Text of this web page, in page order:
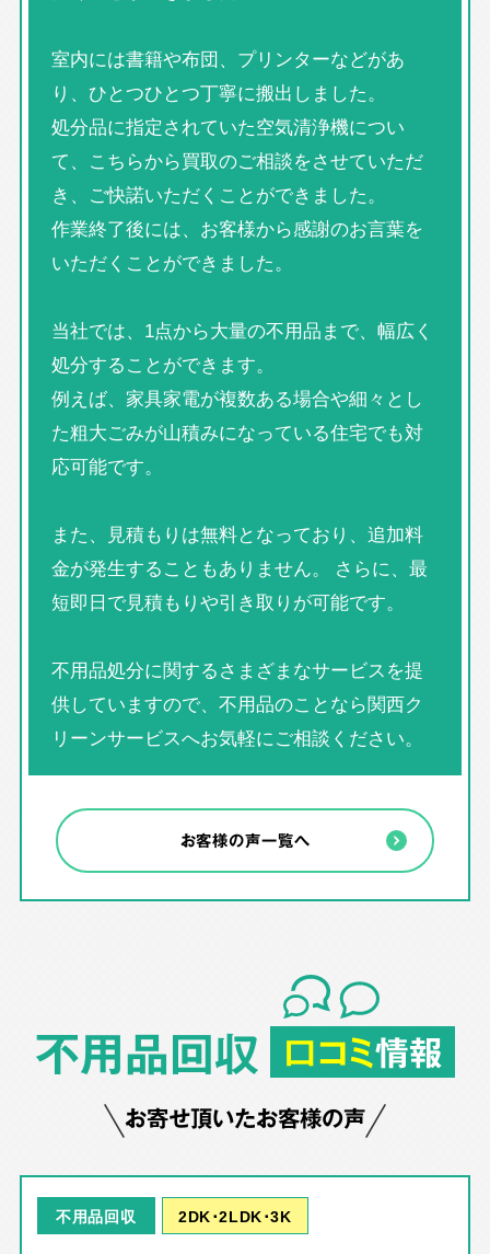
室内には書籍や布団、プリンターなどがあ
り、ひとつひとつ丁寧に搬出しました。
処分品に指定されていた空気清浄機につい
て、こちらから買取のご相談をさせていただ
き、ご快諾いただくことができました。
作業終了後には、お客様から感謝のお言葉を
いただくことができました。
当社では、1点から大量の不用品まで、幅広く
処分することができます。
例えば、家具家電が複数ある場合や細々とし
た粗大ごみが山積みになっている住宅でも対
応可能です。
また、見積もりは無料となっており、追加料
金が発生することもありません。 さらに、最
短即日で見積もりや引き取りが可能です。
不用品処分に関するさまざまなサービスを提
供していますので、不用品のことなら関西ク
リーンサービスへお気軽にご相談ください。
お客様の声一覧へ
不用品回収 口コミ情報
お寄せ頂いたお客様の声
不用品回収 2DK･2LDK･3K